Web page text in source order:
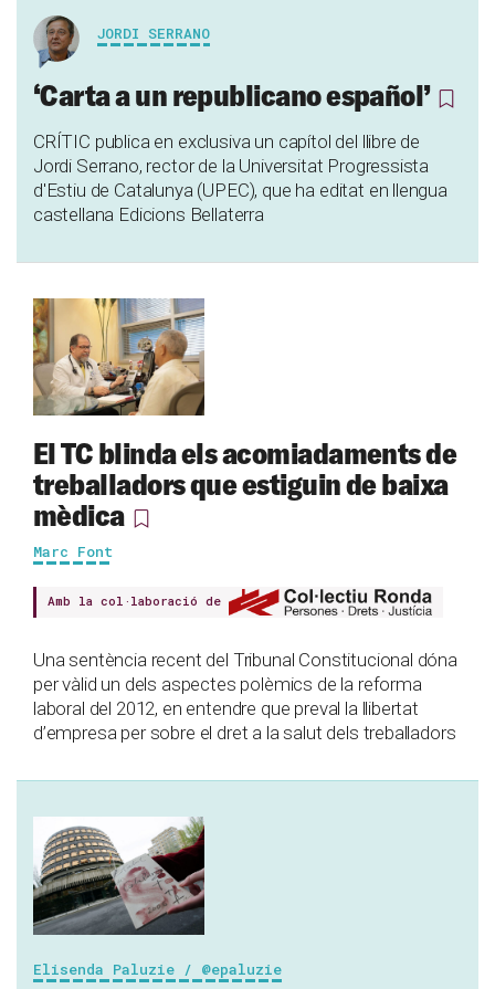
JORDI SERRANO
‘Carta a un republicano español’
CRÍTIC publica en exclusiva un capítol del llibre de
Jordi Serrano, rector de la Universitat Progressista
d'Estiu de Catalunya (UPEC), que ha editat en llengua
castellana Edicions Bellaterra
El TC blinda els acomiadaments de
treballadors que estiguin de baixa
mèdica
Marc Font
Amb la col·laboració de
Una sentència recent del Tribunal Constitucional dóna
per vàlid un dels aspectes polèmics de la reforma
laboral del 2012, en entendre que preval la llibertat
d’empresa per sobre el dret a la salut dels treballadors
Elisenda Paluzie / @epaluzie